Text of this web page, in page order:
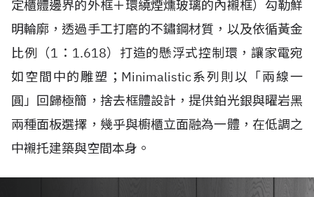
定櫃體邊界的外框＋環繞煙燻玻璃的內襯框）勾勒鮮
明輪廓，透過手工打磨的不鏽鋼材質，以及依循黃金
比例（1：1.618）打造的懸浮式控制環，讓家電宛
如空間中的雕塑；Minimalistic系列則以「兩線一
圓」回歸極簡，捨去框體設計，提供鉑光銀與曜岩黑
兩種面板選擇，幾乎與櫥櫃立面融為一體，在低調之
中襯托建築與空間本身。